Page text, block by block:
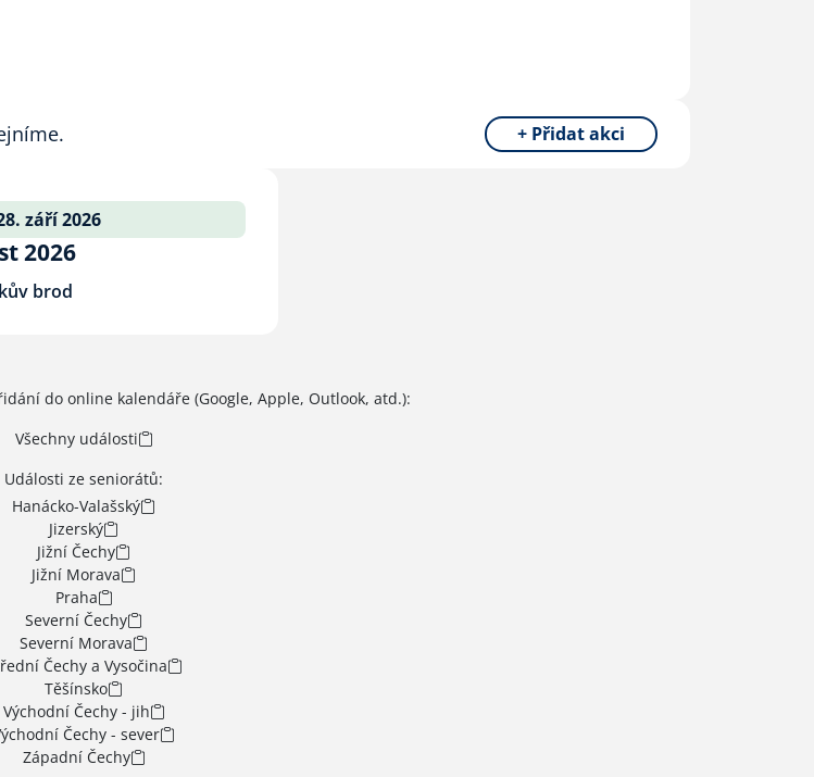
+ Přidat akci
září 2026
2026
brod
do online kalendáře (Google, Apple, Outlook, atd.):
Všechny události
Události ze seniorátů:
Hanácko-Valašský
Jizerský
Jižní Čechy
Jižní Morava
Praha
Severní Čechy
Severní Morava
Čechy a Vysočina
Těšínsko
Východní Čechy - jih
Čechy - sever
Západní Čechy